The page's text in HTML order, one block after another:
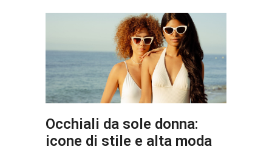
Occhiali da sole donna:
icone di stile e alta moda